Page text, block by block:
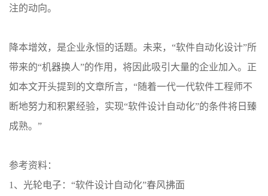
注的动向。
降本增效，是企业永恒的话题。未来，“软件自动化设计”所
带来的“机器换人”的作用，将因此吸引大量的企业加入。正
如本文开头提到的文章所言，“随着一代一代软件工程师不
断地努力和积累经验，实现“软件设计自动化”的条件将日臻
成熟。”
参考资料：
1、光轮电子：“软件设计自动化”春风拂面